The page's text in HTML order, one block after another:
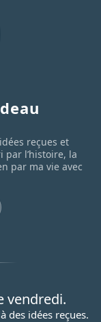
reçues et
l’histoire, la
par ma vie avec
vendredi.
des idées reçues.